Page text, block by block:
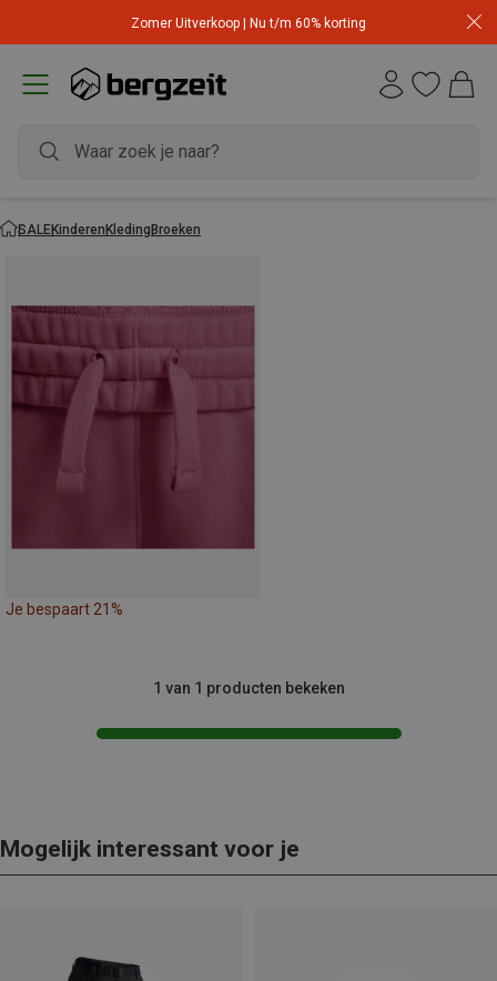
Zomer Uitverkoop | Nu t/m 60% korting
SALEKinderenKledingBroeken
Je bespaart 21%
1 van 1 producten bekeken
Mogelijk interessant voor je